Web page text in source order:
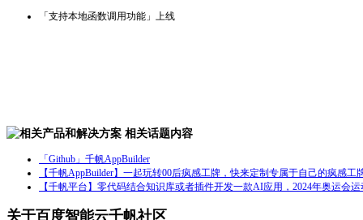
「支持本地函数调用功能」上线
相关话题内容
「Github」千帆AppBuilder
【千帆AppBuilder】一起玩转00后疯感工牌，快来定制专属于自己的疯感工
【千帆平台】零代码结合知识库或者插件开发一款AI应用，2024年奥运会
关于百度智能云千帆社区